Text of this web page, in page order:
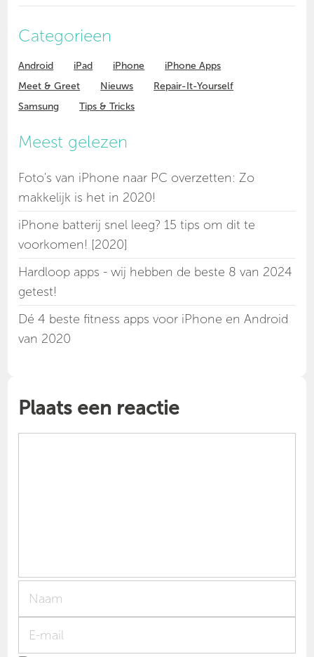
Categorieen
Android iPad iPhone
iPhone Apps
Meet & Greet
Nieuws
Repair-It-Yourself
Samsung
Tips & Tricks
Meest gelezen
Foto's van iPhone naar PC overzetten: Zo
makkelijk is het in 2020!
iPhone batterij snel leeg? 15 tips om dit te
voorkomen! [2020]
Hardloop apps - wij hebben de beste 8 van 2024
getest!
Dé 4 beste fitness apps voor iPhone en Android
van 2020
Plaats een reactie